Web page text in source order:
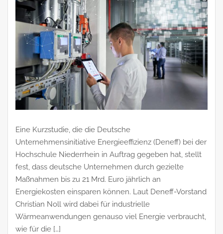
Eine Kurzstudie, die die Deutsche
Unternehmensinitiative Energieeffizienz (Deneff) bei der
Hochschule Niederrhein in Auftrag gegeben hat, stellt
fest, dass deutsche Unternehmen durch gezielte
Maßnahmen bis zu 21 Mrd. Euro jährlich an
Energiekosten einsparen können. Laut Deneff-Vorstand
Christian Noll wird dabei für industrielle
Wärmeanwendungen genauso viel Energie verbraucht,
wie für die […]